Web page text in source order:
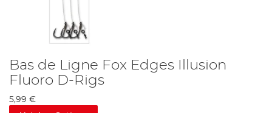
Bas de Ligne Fox Edges Illusion
Fluoro D-Rigs
5,99 €